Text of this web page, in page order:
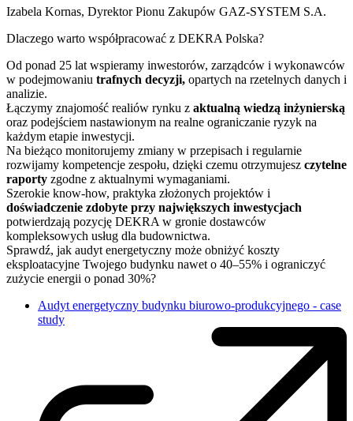
Izabela Kornas, Dyrektor Pionu Zakupów GAZ-SYSTEM S.A.
Dlaczego warto współpracować z DEKRA Polska?
Od ponad 25 lat wspieramy inwestorów, zarządców i wykonawców
w podejmowaniu trafnych decyzji, opartych na rzetelnych danych i
analizie.
Łączymy znajomość realiów rynku z aktualną wiedzą inżynierską
oraz podejściem nastawionym na realne ograniczanie ryzyk na
każdym etapie inwestycji.
Na bieżąco monitorujemy zmiany w przepisach i regularnie
rozwijamy kompetencje zespołu, dzięki czemu otrzymujesz czytelne
raporty zgodne z aktualnymi wymaganiami.
Szerokie know-how, praktyka złożonych projektów i
doświadczenie zdobyte przy największych inwestycjach
potwierdzają pozycję DEKRA w gronie dostawców
kompleksowych usług dla budownictwa.
Sprawdź, jak audyt energetyczny może obniżyć koszty
eksploatacyjne Twojego budynku nawet o 40–55% i ograniczyć
zużycie energii o ponad 30%?
Audyt energetyczny budynku biurowo-produkcyjnego - case
study